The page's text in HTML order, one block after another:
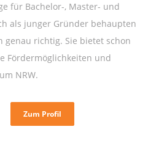
für Bachelor-, Master- und
als junger Gründer behaupten
genau richtig. Sie bietet schon
Fördermöglichkeiten und
NRW.
Zum Profil